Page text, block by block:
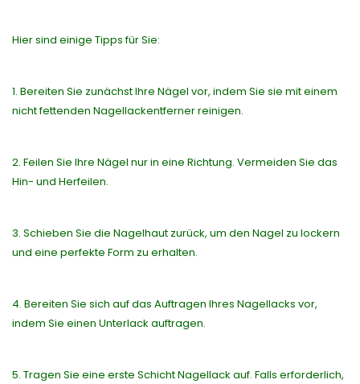
Hier sind einige Tipps für Sie:
1. Bereiten Sie zunächst Ihre Nägel vor, indem Sie sie mit einem
nicht fettenden Nagellackentferner reinigen.
2. Feilen Sie Ihre Nägel nur in eine Richtung. Vermeiden Sie das
Hin- und Herfeilen.
3. Schieben Sie die Nagelhaut zurück, um den Nagel zu lockern
und eine perfekte Form zu erhalten.
4. Bereiten Sie sich auf das Auftragen Ihres Nagellacks vor,
indem Sie einen Unterlack auftragen.
5. Tragen Sie eine erste Schicht Nagellack auf. Falls erforderlich,